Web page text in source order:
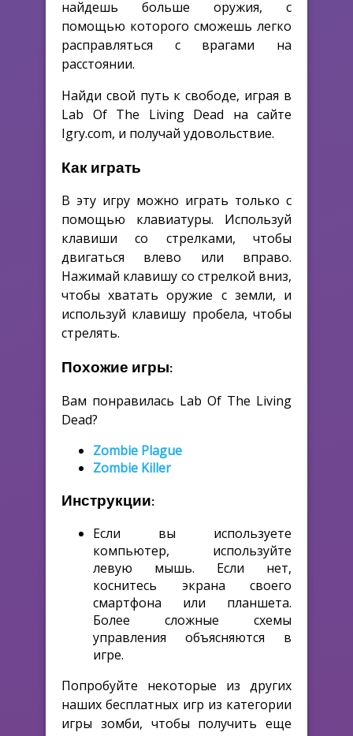
найдешь больше оружия, с
помощью которого сможешь легко
расправляться с врагами на
расстоянии.
Найди свой путь к свободе, играя в
Lab Of The Living Dead на сайте
Igry.com, и получай удовольствие.
Как играть
В эту игру можно играть только с
помощью клавиатуры. Используй
клавиши со стрелками, чтобы
двигаться влево или вправо.
Нажимай клавишу со стрелкой вниз,
чтобы хватать оружие с земли, и
используй клавишу пробела, чтобы
стрелять.
Похожие игры:
Вам понравилась Lab Of The Living
Dead?
Zombie Plague
Zombie Killer
Инструкции:
Если вы используете
компьютер, используйте
левую мышь. Если нет,
коснитесь экрана своего
смартфона или планшета.
Более сложные схемы
управления объясняются в
игре.
Попробуйте некоторые из других
наших бесплатных игр из категории
игры зомби, чтобы получить еще